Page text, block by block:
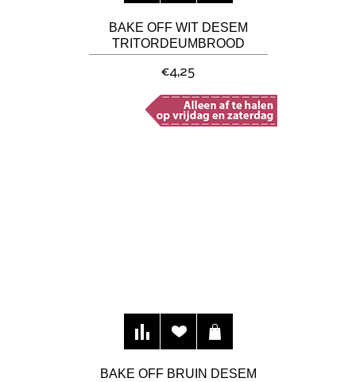
BAKE OFF WIT DESEM
TRITORDEUMBROOD
€4,25
BAKE OFF BRUIN DESEM